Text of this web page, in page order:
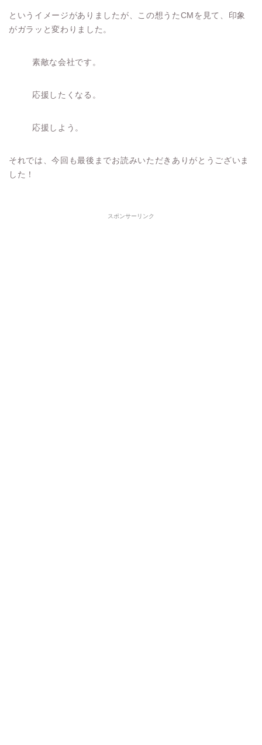
というイメージがありましたが、この想うたCMを見て、印象
がガラッと変わりました。
素敵な会社です。
応援したくなる。
応援しよう。
それでは、今回も最後までお読みいただきありがとうございま
した！
スポンサーリンク